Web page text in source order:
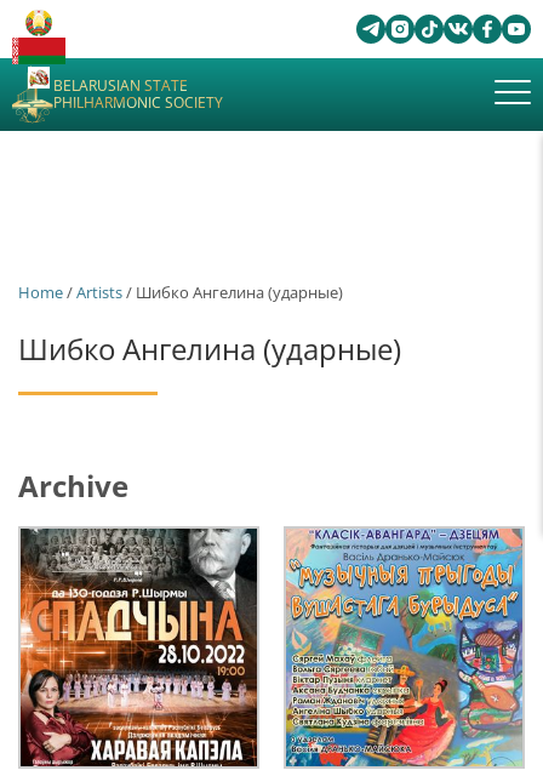
BELARUSIAN STATE
PHILHARMONIC SOCIETY
Home/Artists/ Шибко Ангелина (ударные)
Шибко Ангелина (ударные)
Archive